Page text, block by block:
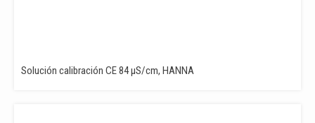
Solución calibración CE 84 µS/cm, HANNA